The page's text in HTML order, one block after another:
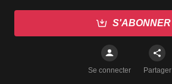
S'ABONNER
Se connecter Partager